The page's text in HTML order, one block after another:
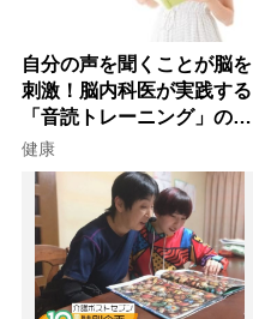
自分の声を聞くことが脳を
刺激！脳内科医が実践する
「音読トレーニング」の極
意
健康